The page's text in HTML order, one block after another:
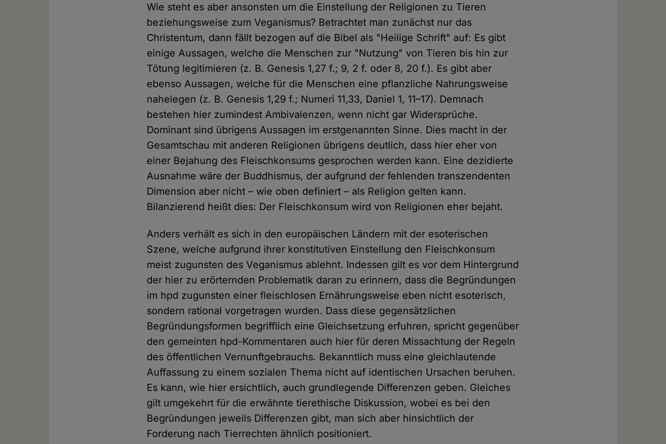
Wie steht es aber ansonsten um die Einstellung der Religionen zu Tieren
beziehungsweise zum Veganismus? Betrachtet man zunächst nur das
Christentum, dann fällt bezogen auf die Bibel als "Heilige Schrift" auf: Es gibt
einige Aussagen, welche die Menschen zur "Nutzung" von Tieren bis hin zur
Tötung legitimieren (z. B. Genesis 1,27 f.; 9, 2 f. oder 8, 20 f.). Es gibt aber
ebenso Aussagen, welche für die Menschen eine pflanzliche Nahrungsweise
nahelegen (z. B. Genesis 1,29 f.; Numeri 11,33, Daniel 1, 11–17). Demnach
bestehen hier zumindest Ambivalenzen, wenn nicht gar Widersprüche.
Dominant sind übrigens Aussagen im erstgenannten Sinne. Dies macht in der
Gesamtschau mit anderen Religionen übrigens deutlich, dass hier eher von
einer Bejahung des Fleischkonsums gesprochen werden kann. Eine dezidierte
Ausnahme wäre der Buddhismus, der aufgrund der fehlenden transzendenten
Dimension aber nicht – wie oben definiert – als Religion gelten kann.
Bilanzierend heißt dies: Der Fleischkonsum wird von Religionen eher bejaht.
Anders verhält es sich in den europäischen Ländern mit der esoterischen
Szene, welche aufgrund ihrer konstitutiven Einstellung den Fleischkonsum
meist zugunsten des Veganismus ablehnt. Indessen gilt es vor dem Hintergrund
der hier zu erörternden Problematik daran zu erinnern, dass die Begründungen
im hpd zugunsten einer fleischlosen Ernährungsweise eben nicht esoterisch,
sondern rational vorgetragen wurden. Dass diese gegensätzlichen
Begründungsformen begrifflich eine Gleichsetzung erfuhren, spricht gegenüber
den gemeinten hpd-Kommentaren auch hier für deren Missachtung der Regeln
des öffentlichen Vernunftgebrauchs. Bekanntlich muss eine gleichlautende
Auffassung zu einem sozialen Thema nicht auf identischen Ursachen beruhen.
Es kann, wie hier ersichtlich, auch grundlegende Differenzen geben. Gleiches
gilt umgekehrt für die erwähnte tierethische Diskussion, wobei es bei den
Begründungen jeweils Differenzen gibt, man sich aber hinsichtlich der
Forderung nach Tierrechten ähnlich positioniert.